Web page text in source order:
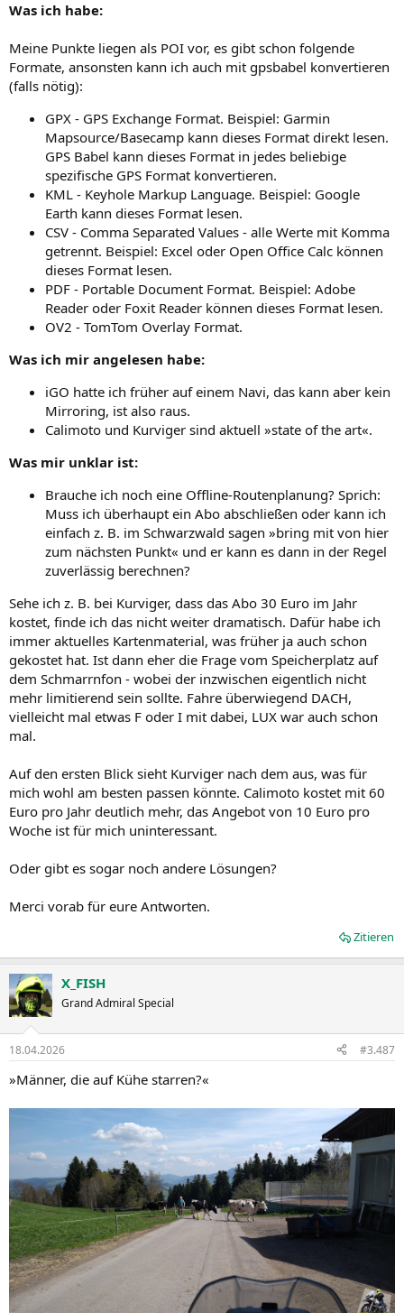
Was ich habe:
Meine Punkte liegen als POI vor, es gibt schon folgende
Formate, ansonsten kann ich auch mit gpsbabel konvertieren
(falls nötig):
GPX - GPS Exchange Format. Beispiel: Garmin
Mapsource/Basecamp kann dieses Format direkt lesen.
GPS Babel kann dieses Format in jedes beliebige
spezifische GPS Format konvertieren.
KML - Keyhole Markup Language. Beispiel: Google
Earth kann dieses Format lesen.
CSV - Comma Separated Values - alle Werte mit Komma
getrennt. Beispiel: Excel oder Open Office Calc können
dieses Format lesen.
PDF - Portable Document Format. Beispiel: Adobe
Reader oder Foxit Reader können dieses Format lesen.
OV2 - TomTom Overlay Format.
Was ich mir angelesen habe:
iGO hatte ich früher auf einem Navi, das kann aber kein
Mirroring, ist also raus.
Calimoto und Kurviger sind aktuell »state of the art«.
Was mir unklar ist:
Brauche ich noch eine Offline-Routenplanung? Sprich:
Muss ich überhaupt ein Abo abschließen oder kann ich
einfach z. B. im Schwarzwald sagen »bring mit von hier
zum nächsten Punkt« und er kann es dann in der Regel
zuverlässig berechnen?
Sehe ich z. B. bei Kurviger, dass das Abo 30 Euro im Jahr
kostet, finde ich das nicht weiter dramatisch. Dafür habe ich
immer aktuelles Kartenmaterial, was früher ja auch schon
gekostet hat. Ist dann eher die Frage vom Speicherplatz auf
dem Schmarrnfon - wobei der inzwischen eigentlich nicht
mehr limitierend sein sollte. Fahre überwiegend DACH,
vielleicht mal etwas F oder I mit dabei, LUX war auch schon
mal.
Auf den ersten Blick sieht Kurviger nach dem aus, was für
mich wohl am besten passen könnte. Calimoto kostet mit 60
Euro pro Jahr deutlich mehr, das Angebot von 10 Euro pro
Woche ist für mich uninteressant.
Oder gibt es sogar noch andere Lösungen?
Merci vorab für eure Antworten.
Zitieren
X_FISH
Grand Admiral Special
18.04.2026 #3.487
»Männer, die auf Kühe starren?«